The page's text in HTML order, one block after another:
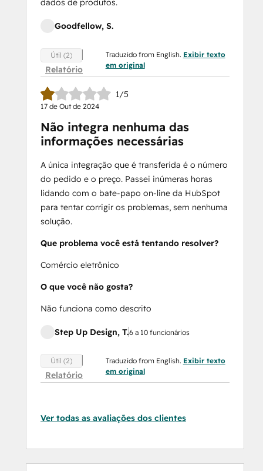
dados de produtos.
Goodfellow, S.
Útil (2)
Relatório
Traduzido from English. Exibir texto
em original
1/5
17 de Out de 2024
Não integra nenhuma das
informações necessárias
A única integração que é transferida é o número
do pedido e o preço. Passei inúmeras horas
lidando com o bate-papo on-line da HubSpot
para tentar corrigir os problemas, sem nenhuma
solução.
Que problema você está tentando resolver?
Comércio eletrônico
O que você não gosta?
Não funciona como descrito
Step Up Design, T.6 a 10 funcionários
Útil (2)
Relatório
Traduzido from English. Exibir texto
em original
Ver todas as avaliações dos clientes